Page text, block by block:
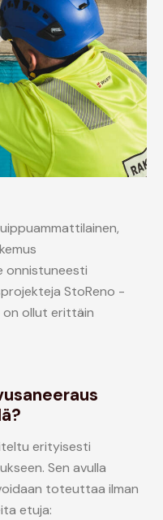
onnistuneesti
StoReno -
on ollut erittäin
erityisesti
Sen avulla
toteuttaa ilman
etuja: